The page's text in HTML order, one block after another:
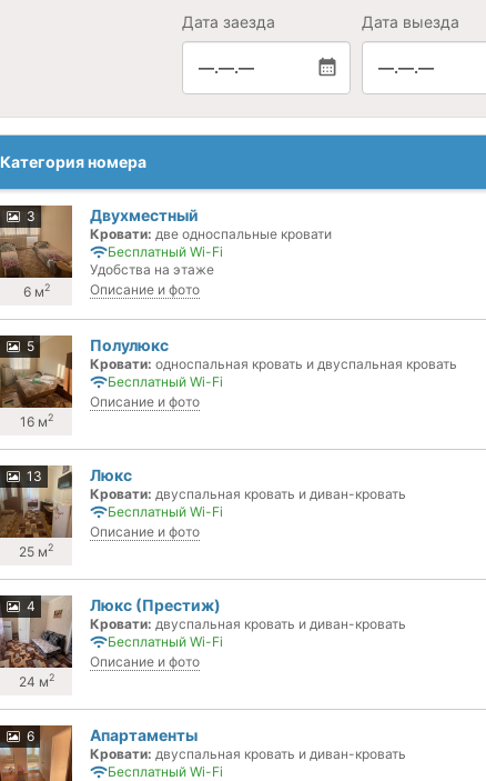
Дата заезда
—.—.—
Дата выезда
—.—.—
Категория номера
3
6 м2
Двухместный
Кровати: две односпальные кровати
Бесплатный Wi-Fi
Удобства на этаже
Описание и фото
5
16 м2
Полулюкс
Кровати: односпальная кровать и двуспальная кровать
Бесплатный Wi-Fi
Описание и фото
13
25 м2
Люкс
Кровати: двуспальная кровать и диван-кровать
Бесплатный Wi-Fi
Описание и фото
4
24 м2
Люкс (Престиж)
Кровати: двуспальная кровать и диван-кровать
Бесплатный Wi-Fi
Описание и фото
6 Апартаменты
Кровати: двуспальная кровать и диван-кровать
Бесплатный Wi-Fi